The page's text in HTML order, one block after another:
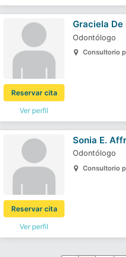
Ver perfil
Reservar cita
Graciela
Odontólogo
Consultorio
Ver perfil
Reservar cita
Sonia E.
Odontólogo
Consultorio